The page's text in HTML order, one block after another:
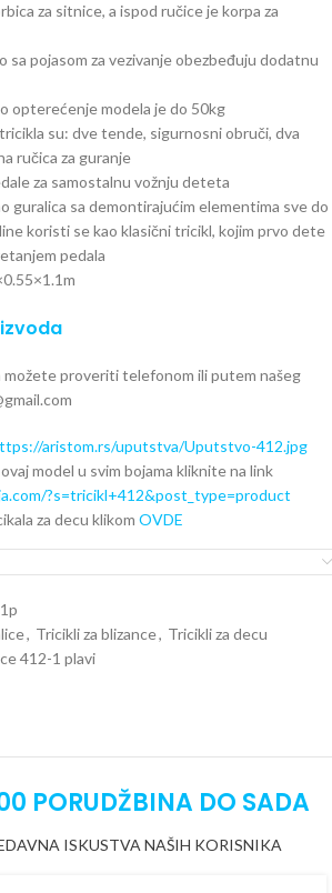
za sitnice, a ispod ručice je korpa za
sa pojasom za vezivanje obezbeđuju dodatnu
opterećenje modela je do 50kg
su: dve tende, sigurnosni obruči, dva
ručica za guranje
za samostalnu vožnju deteta
guralica sa demontirajućim elementima sve do
koristi se kao klasični tricikl, kojim prvo dete
pedala
možete proveriti telefonom ili putem našeg
aristom.rs/uputstva/Uputstvo-412.jpg
model u svim bojama kliknite na link
?s=tricikl+412&post_type=product
za decu klikom OVDE
, Tricikli za blizance, Tricikli za decu
412-1 plavi
PORUDŽBINA DO SADA
ISKUSTVA NAŠIH KORISNIKA